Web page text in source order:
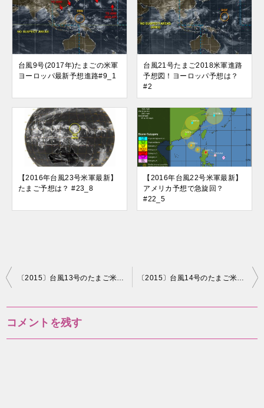
台風9号(2017年)たまごの米軍
ヨーロッパ最新予想進路#9_1
台風21号たまご2018米軍進路
予想図！ヨーロッパ予想は？
#2
【2016年台風23号米軍最新】
たまご予想は？ #23_8
【2016年台風22号米軍最新】
アメリカ予想で急旋回？
#22_5
投
コメントを残す